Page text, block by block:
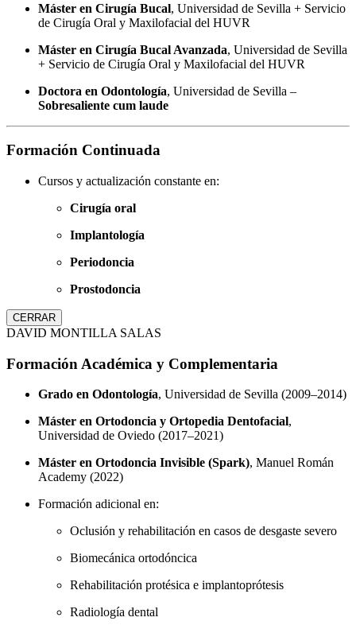
Máster en Cirugía Bucal, Universidad de Sevilla + Servicio
de Cirugía Oral y Maxilofacial del HUVR
Máster en Cirugía Bucal Avanzada, Universidad de Sevilla
+ Servicio de Cirugía Oral y Maxilofacial del HUVR
Doctora en Odontología, Universidad de Sevilla –
Sobresaliente cum laude
Formación Continuada
Cursos y actualización constante en:
Cirugía oral
Implantología
Periodoncia
Prostodoncia
CERRAR
DAVID MONTILLA SALAS
Formación Académica y Complementaria
Grado en Odontología, Universidad de Sevilla (2009–2014)
Máster en Ortodoncia y Ortopedia Dentofacial,
Universidad de Oviedo (2017–2021)
Máster en Ortodoncia Invisible (Spark), Manuel Román
Academy (2022)
Formación adicional en:
Oclusión y rehabilitación en casos de desgaste severo
Biomecánica ortodóncica
Rehabilitación protésica e implantoprótesis
Radiología dental